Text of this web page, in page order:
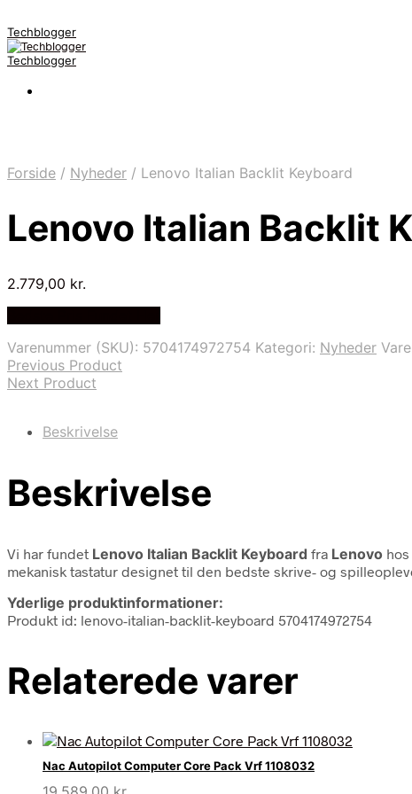
Techblogger
Techblogger
Forside / Nyheder / Lenovo Italian Backlit Keyboard
Lenovo Italian Backlit
2.779,00 kr.
Varenummer (SKU): 5704174972754 Kategori: Nyheder
Previous Product
Next Product
Beskrivelse
Beskrivelse
Vi har fundet Lenovo Italian Backlit Keyboard fra Lenovo
mekanisk tastatur designet til den bedste skrive- og
Yderlige produktinformationer:
Produkt id: lenovo-italian-backlit-keyboard 5704174972754
Relaterede varer
Nac Autopilot Computer Core Pack Vrf 1108032